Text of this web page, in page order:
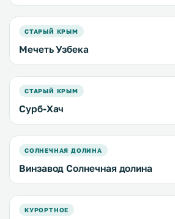
СТАРЫЙ КРЫМ
Мечеть Узбека
СТАРЫЙ КРЫМ
Сурб-Хач
СОЛНЕЧНАЯ ДОЛИНА
Винзавод Солнечная долина
КУРОРТНОЕ